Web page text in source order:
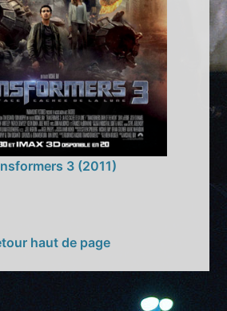
3 (2011)
haut de page